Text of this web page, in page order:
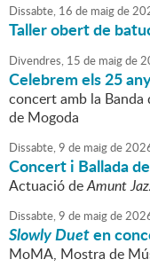
Dissabte, 16 de maigde
Taller obert de
Divendres, 15 de maigde
Celebrem els 25
concert amb la Banda
de Mogoda
Dissabte,9 de maigde
Concert i Ballada
Actuació deAmunt
Dissabte,9 de maigde
Slowly Dueten
MoMA, Mostra de